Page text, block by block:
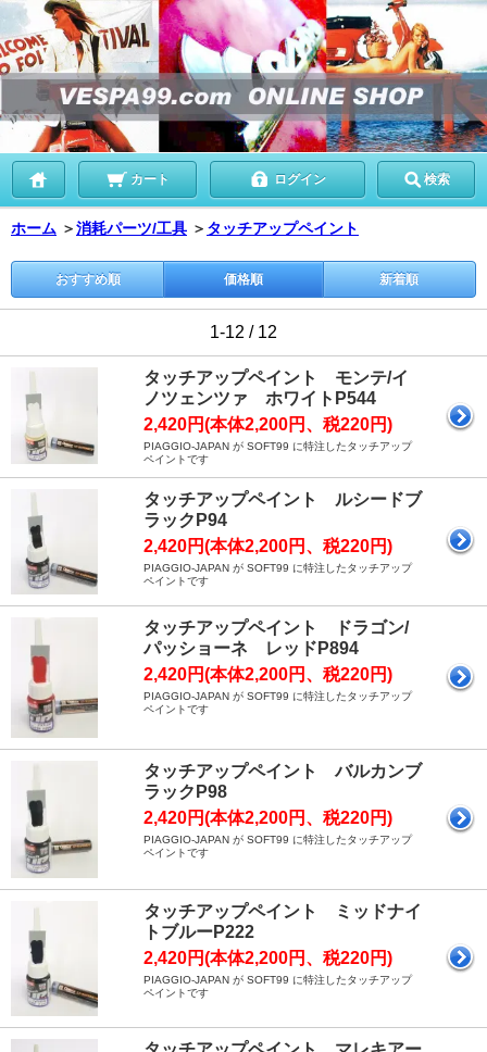
カート ログイン 検索
ホーム ＞消耗パーツ/工具 ＞ タッチアップペイント
おすすめ順 価格順 新着順
1-12 / 12
タッチアップペイント モンテ/イ
ノツェンツァ ホワイトP544
2,420円(本体2,200円、税220円)
PIAGGIO-JAPAN が SOFT99 に特注したタッチアップ
ペイントです
タッチアップペイント ルシードブ
ラックP94
2,420円(本体2,200円、税220円)
PIAGGIO-JAPAN が SOFT99 に特注したタッチアップ
ペイントです
タッチアップペイント ドラゴン/
パッショーネ レッドP894
2,420円(本体2,200円、税220円)
PIAGGIO-JAPAN が SOFT99 に特注したタッチアップ
ペイントです
タッチアップペイント バルカンブ
ラックP98
2,420円(本体2,200円、税220円)
PIAGGIO-JAPAN が SOFT99 に特注したタッチアップ
ペイントです
タッチアップペイント ミッドナイ
トブルーP222
2,420円(本体2,200円、税220円)
PIAGGIO-JAPAN が SOFT99 に特注したタッチアップ
ペイントです